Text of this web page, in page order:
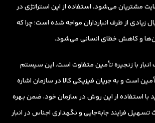
مشتریان می‌شود. استفاده از این استراتژی در
زیادی از طرف انبارداران مواجه شده است؛ چرا که
و کاهش خطای انسانی می‌شود.
انبار با زنجیره تأمین متفاوت است. این سیستم
است و به جریان فیزیکی کالا در سازمان اشاره
با استفاده ار این روش در سازمان خود، ضمن بهره
تسهیل فرایند جابه‌جایی و نگهداری اجناس در انبار